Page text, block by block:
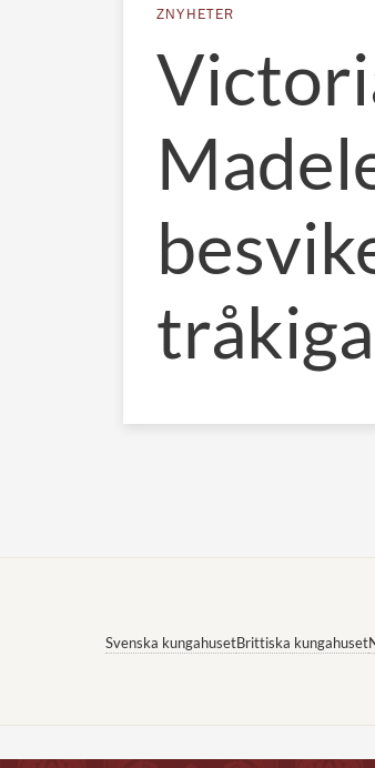
ZNYHETER
Svenska kungahusetBrittiska kungahuset